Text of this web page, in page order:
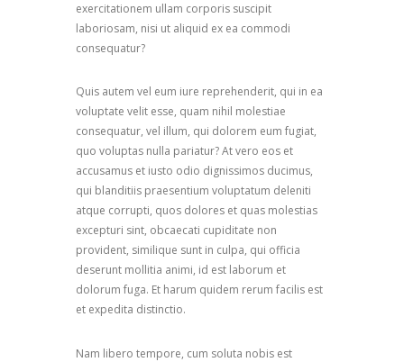
exercitationem ullam corporis suscipit
laboriosam, nisi ut aliquid ex ea commodi
consequatur?
Quis autem vel eum iure reprehenderit, qui in ea
voluptate velit esse, quam nihil molestiae
consequatur, vel illum, qui dolorem eum fugiat,
quo voluptas nulla pariatur? At vero eos et
accusamus et iusto odio dignissimos ducimus,
qui blanditiis praesentium voluptatum deleniti
atque corrupti, quos dolores et quas molestias
excepturi sint, obcaecati cupiditate non
provident, similique sunt in culpa, qui officia
deserunt mollitia animi, id est laborum et
dolorum fuga. Et harum quidem rerum facilis est
et expedita distinctio.
Nam libero tempore, cum soluta nobis est